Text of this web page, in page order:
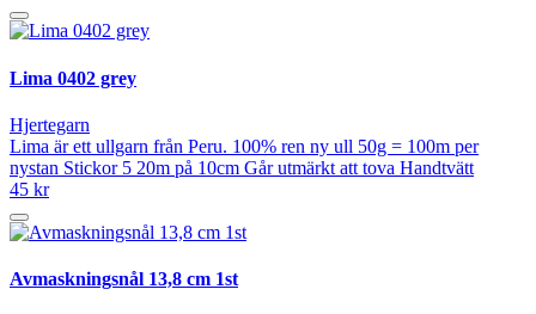
Lima 0402 grey
Hjertegarn
Lima är ett ullgarn från Peru. 100% ren ny ull 50g = 100m per
nystan Stickor 5 20m på 10cm Går utmärkt att tova Handtvätt
45 kr
Avmaskningsnål 13,8 cm 1st